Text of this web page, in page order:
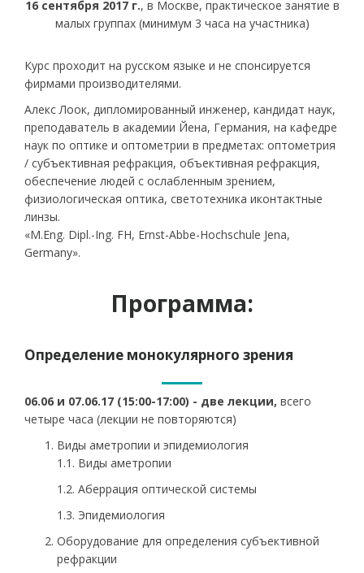
16 сентября 2017 г., в Москве, практическое занятие в
малых группах (минимум 3 часа на участника)
Курс проходит на русском языке и не спонсируется
фирмами производителями.
Алекс Лоок, дипломированный инженер, кандидат наук,
преподаватель в академии Йена, Германия, на кафедре
наук по оптике и оптометрии в предметах: оптометрия
/ субъективная рефракция, объективная рефракция,
обеспечение людей с ослабленным зрением,
физиологическая оптика, светотехника иконтактные
линзы.
«M.Eng. Dipl.-Ing. FH, Ernst-Abbe-Hochschule Jena,
Germany».
Программа:
Oпределение монокулярного зрения
06.06 и 07.06.17 (15:00-17:00) - две лекции, всего
четыре часа (лекции не повторяются)
Виды аметропии и эпидемиология
1.1. Виды аметропии
1.2. Аберрация оптической системы
1.3. Эпидемиология
Оборудование для определения субъективной
рефракции